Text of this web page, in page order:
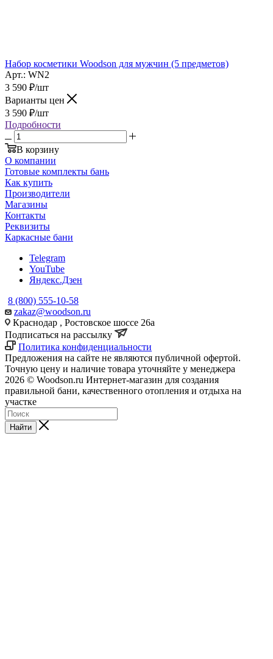
Набор косметики Woodson для мужчин (5 предметов)
Арт.: WN2
3 590 ₽/шт
Варианты цен
3 590 ₽/шт
Подробности
В корзину
О компании
Готовые комплекты бань
Как купить
Производители
Магазины
Контакты
Реквизиты
Каркасные бани
Telegram
YouTube
Яндекс.Дзен
8 (800) 555-10-58
zakaz@woodson.ru
Краснодар , Ростовское шоссе 26а
Подписаться на рассылку
Политика конфиденциальности
Предложения на сайте не являются публичной офертой.
Точную цену и наличие товара уточняйте у менеджера
2026 © Woodson.ru Интернет-магазин для создания
правильной бани, качественного отопления и отдыха на
участке
Найти